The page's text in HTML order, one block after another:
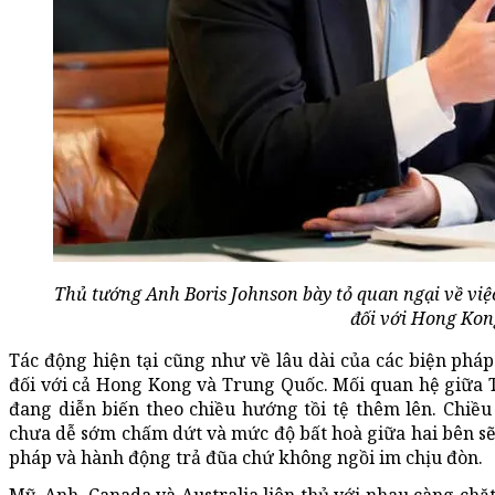
Thủ tướng Anh Boris Johnson bày tỏ quan ngại về
đối với Hong
Tác động hiện tại cũng như về lâu dài của các biện
đối với cả Hong Kong và Trung Quốc. Mối quan hệ
đang diễn biến theo chiều hướng tồi tệ thêm lên.
chưa dễ sớm chấm dứt và mức độ bất hoà giữa hai bên
pháp và hành động trả đũa chứ không ngồi im chịu đòn.